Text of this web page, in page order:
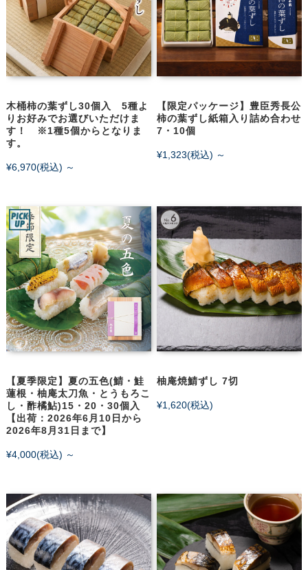
木桶柿の葉ずし30個入 5種よ
りお好みでお選びいただけま
す！ ※1種5個からとなりま
す。
¥6,970(税込) ～
【限定パッケージ】豊臣秀長公
柿の葉ずし紙箱入り詰め合わせ
7・10個
¥1,323(税込) ～
【夏季限定】夏の五色(鯖・鮭
蓮根・柚庵太刀魚・とうもろこ
し・酢橘鮎)15・20・30個入
【出荷：2026年6月10日から
2026年8月31日まで】
¥4,000(税込) ～
柚庵焼鯖ずし 7切
¥1,620(税込)